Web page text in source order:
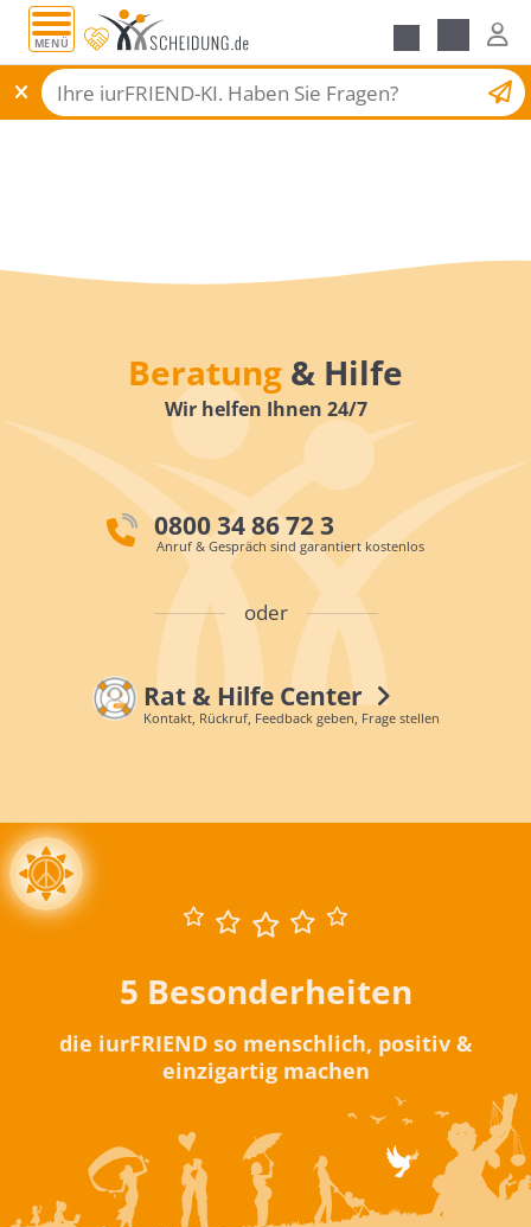
MENÜ
Scheidungsantrag
Beratung & Hilfe
Wir helfen Ihnen 24/7
0800 34 86 72 3
Anruf & Gespräch sind garantiert kostenlos
oder
Rat & Hilfe Center
Kontakt, Rückruf, Feedback geben, Frage stellen
5 Besonderheiten
die iurFRIEND so menschlich, positiv &
einzigartig machen